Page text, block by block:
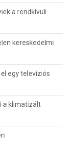
a rendkívüli
kereskedelmi
egy televíziós
a klimatizált